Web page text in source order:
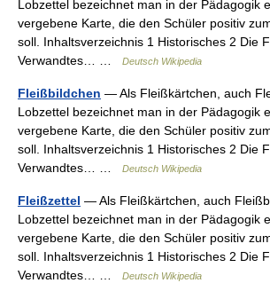
Lobzettel bezeichnet man in der Pädagogik
vergebene Karte, die den Schüler positiv
soll. Inhaltsverzeichnis 1 Historisches 2 Die
Verwandtes… …
Deutsch Wikipedia
Fleißbildchen — Als Fleißkärtchen, auch
Lobzettel bezeichnet man in der Pädagogik
vergebene Karte, die den Schüler positiv
soll. Inhaltsverzeichnis 1 Historisches 2 Die
Verwandtes… …
Deutsch Wikipedia
Fleißzettel — Als Fleißkärtchen, auch
Lobzettel bezeichnet man in der Pädagogik
vergebene Karte, die den Schüler positiv
soll. Inhaltsverzeichnis 1 Historisches 2 Die
Verwandtes… …
Deutsch Wikipedia